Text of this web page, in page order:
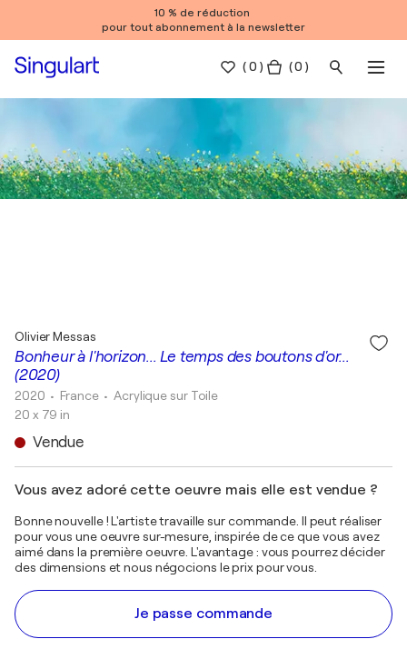
10 % de réduction
pour tout abonnement à la newsletter
(0 ) ( 0 )
Bonheur à l'horizon... Le temps des boutons d'or...
(2020)
Olivier Messas
2020 • France •Acrylique sur Toile
20 x 79 in
Vendue
Vous avez adoré cette oeuvre mais elle est vendue ?
Bonne nouvelle ! L'artiste travaille sur commande. Il peut réaliser
pour vous une oeuvre sur-mesure, inspirée de ce que vous avez
aimé dans la première oeuvre. L'avantage : vous pourrez décider
des dimensions et nous négocions le prix pour vous.
Je passe commande